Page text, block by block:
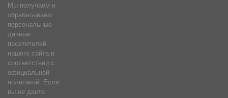
Мы получаем и
обрабатываем
персональные
данные
посетителей
нашего сайта в
соответствии с
официальной
политикой. Если
вы не даете